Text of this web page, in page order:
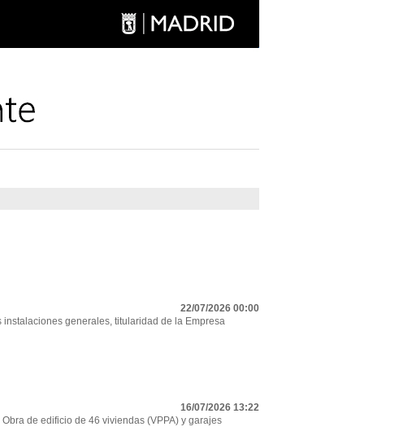
22/07/2026 00:00
generales, titularidad de la Empresa
16/07/2026 13:22
de edificio de 46 viviendas (VPPA) y garajes